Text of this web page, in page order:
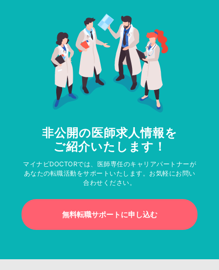
非公開の医師求人情報を
ご紹介いたします！
マイナビDOCTORでは、医師専任のキャリアパートナーが
あなたの転職活動をサポートいたします。お気軽にお問い
合わせください。
無料転職サポートに申し込む